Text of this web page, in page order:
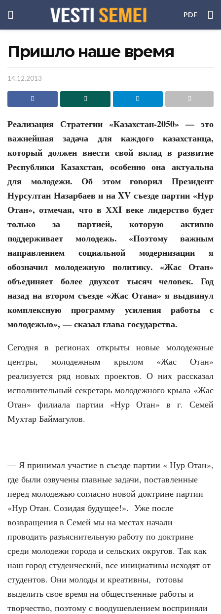
PDF
Пришло наше время
14.12.2013
Реализация Стратегии «Казахстан-2050» — это
важнейшая задача для каждого казахстанца,
который должен внести свой вклад в развитие
Республики Казахстан, особенно она актуальна
для молодежи. Об этом говорил Президент
Нурсултан Назарбаев и наXV съезде партии «Нур
Отан», отмечая, что в ХХI веке лидерство будет
только за партией, которую активно
поддерживает молодежь. «Поэтому важным
направлением социальной модернизации я
обозначил молодежную политику. «Жас Отан»
объединяет более двухсот тысяч человек. Год
назад на втором съезде «Жас Отана» я выдвинул
комплексную программу усиления работы с
молодежью», — сказал глава государства.
Сегодня в регионах открыты новые молодежные
центры, молодежным крылом «Жас Отан»
реализуется ряд новых проектов. О них рассказал
исполнительный секретарь молодежного крыла «Жас
Отан» филиала партии «Нур Отан» в г. Семей
Мухтар Баймагулов.
— Я принимал участие в съезде партии « Нур Отан»,
где были озвучены главные задачи, поставленные
перед молодежью согласно новой доктрине партии
«Нур Отан. Созидая будущее!». Уже после
возвращения в Семей мы на местах начали
проводить разъяснительную работу по доктрине
среди молодежи города и сельских округов. Так как
наш город студенческий, все инициативы исходят от
студентов. Они молоды и креативны, готовы
выделить свое время на общественные работы и
творчество, поэтому с воодушевлением восприняли